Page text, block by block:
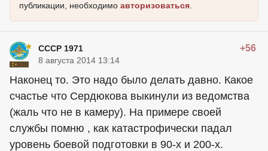
публикации, необходимо авторизоваться
СССР 1971 +56
8 августа 2014 13:14
Наконец то. Это надо было делать давно. Какое
счастье что Сердюкова выкинули из ведомства
(жаль что не в камеру). На примере своей
службы помню , как катастрофически падал
уровень боевой подготовки в 90-х и 200-х.